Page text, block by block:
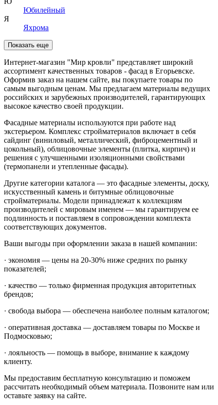
Юбилейный
Я
Яхрома
Показать еще
Интернет-магазин "Мир кровли" представляет широкий
ассортимент качественных товаров - фасад в Егорьевске.
Оформив заказ на нашем сайте, вы покупаете товары по
самым выгодным ценам. Мы предлагаем материалы ведущих
российских и зарубежных производителей, гарантирующих
высокое качество своей продукции.
Фасадные материалы используются при работе над
экстерьером. Комплекс стройматериалов включает в себя
сайдинг (виниловый, металлический, фиброцементный и
цокольный), облицовочные элементы (плитка, кирпич) и
решения с улучшенными изоляционными свойствами
(термопанели и утепленные фасады).
Другие категории каталога — это фасадные элементы, доску,
искусственный камень и битумные облицовочные
стройматериалы. Модели принадлежат к коллекциям
производителей с мировым именем — мы гарантируем ее
подлинность и поставляем в сопровождении комплекта
соответствующих документов.
Ваши выгоды при оформлении заказа в нашей компании:
· экономия — цены на 20-30% ниже средних по рынку
показателей;
· качество — только фирменная продукция авторитетных
брендов;
· свобода выбора — обеспечена наиболее полным каталогом;
· оперативная доставка — доставляем товары по Москве и
Подмосковью;
· лояльность — помощь в выборе, внимание к каждому
клиенту.
Мы предоставим бесплатную консультацию и поможем
рассчитать необходимый объем материала. Позвоните нам или
оставьте заявку на сайте.